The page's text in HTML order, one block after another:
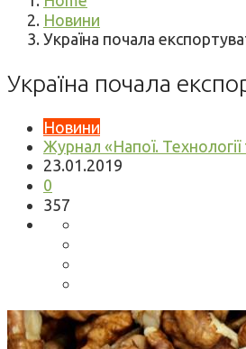
Новини
Україна почала
Україна почала
Новини
Журнал «Напої. Технології
23.01.2019
0
357